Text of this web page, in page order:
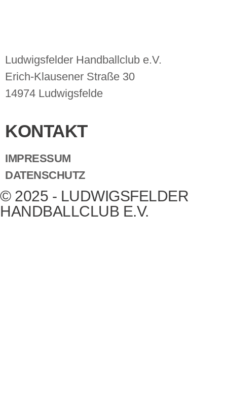
Ludwigsfelder Handballclub e.V.
Erich-Klausener Straße 30
14974 Ludwigsfelde
KONTAKT
IMPRESSUM
DATENSCHUTZ
© 2025 - LUDWIGSFELDER
HANDBALLCLUB E.V.